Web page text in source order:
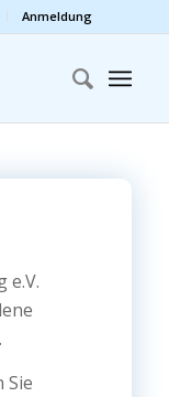
Anmeldung
e.V.
Sie